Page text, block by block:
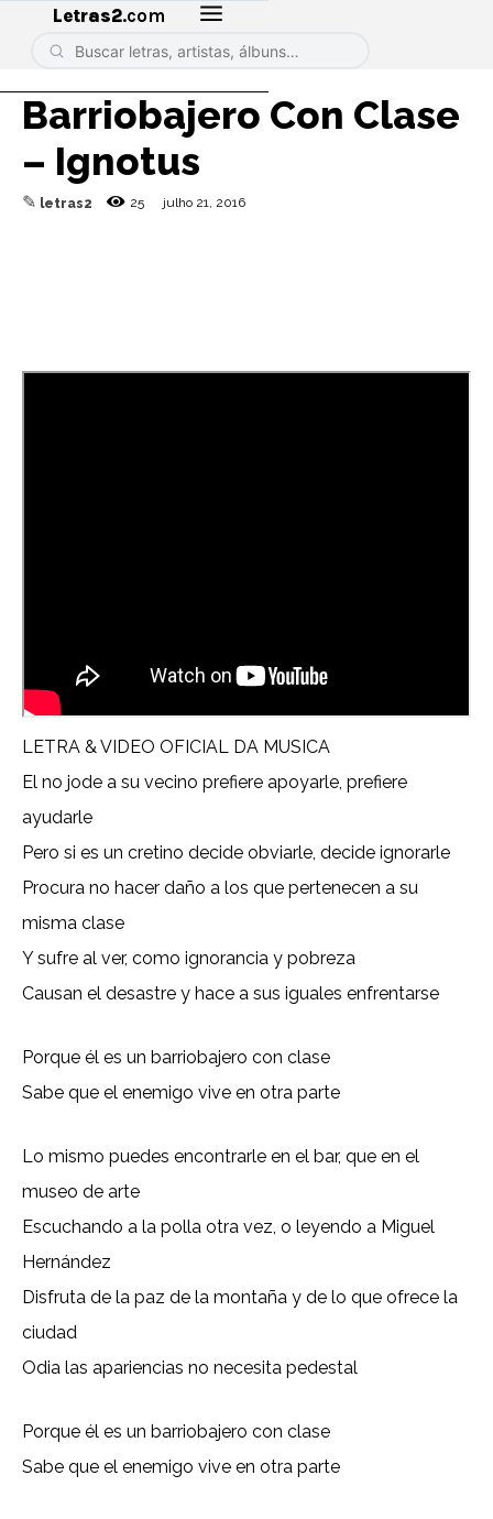
Letras2.com
Barriobajero Con Clase
– Ignotus
✎ letras2 25 julho 21, 2016
LETRA & VIDEO OFICIAL DA MUSICA
El no jode a su vecino prefiere apoyarle, prefiere
ayudarle
Pero si es un cretino decide obviarle, decide ignorarle
Procura no hacer daño a los que pertenecen a su
misma clase
Y sufre al ver, como ignorancia y pobreza
Causan el desastre y hace a sus iguales enfrentarse
Porque él es un barriobajero con clase
Sabe que el enemigo vive en otra parte
Lo mismo puedes encontrarle en el bar, que en el
museo de arte
Escuchando a la polla otra vez, o leyendo a Miguel
Hernández
Disfruta de la paz de la montaña y de lo que ofrece la
ciudad
Odia las apariencias no necesita pedestal
Porque él es un barriobajero con clase
Sabe que el enemigo vive en otra parte